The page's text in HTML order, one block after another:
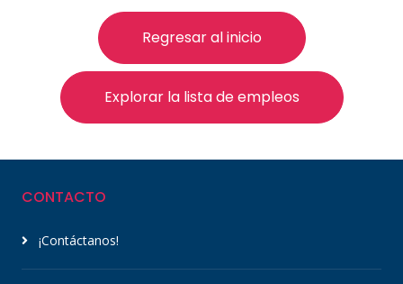
Regresar al inicio
Explorar la lista de empleos
CONTACTO
¡Contáctanos!